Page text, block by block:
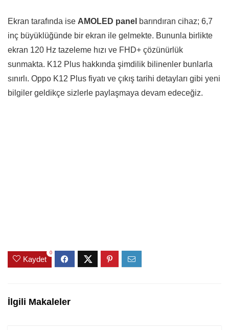
Ekran tarafında ise AMOLED panel barındıran cihaz; 6,7
inç büyüklüğünde bir ekran ile gelmekte. Bununla birlikte
ekran 120 Hz tazeleme hızı ve FHD+ çözünürlük
sunmakta. K12 Plus hakkında şimdilik bilinenler bunlarla
sınırlı. Oppo K12 Plus fiyatı ve çıkış tarihi detayları gibi yeni
bilgiler geldikçe sizlerle paylaşmaya devam edeceğiz.
Kaydet
0
İlgili Makaleler